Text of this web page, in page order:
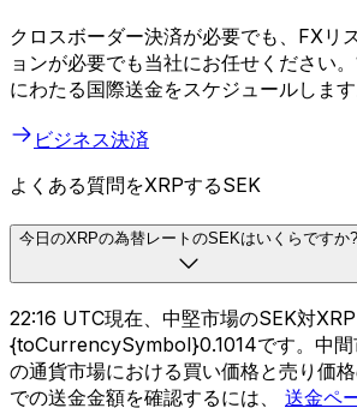
クロスボーダー決済が必要でも、FXリ
ョンが必要でも当社にお任せください
にわたる国際送金をスケジュールします
ビジネス決済
よくある質問をXRPするSEK
今日のXRPの為替レートのSEKはいくらですか?
22:16 UTC現在、中堅市場のSEK対
{toCurrencySymbol}0.1014です。中間
の通貨市場における買い価格と売り価
での送金金額を確認するには、 送金ペ